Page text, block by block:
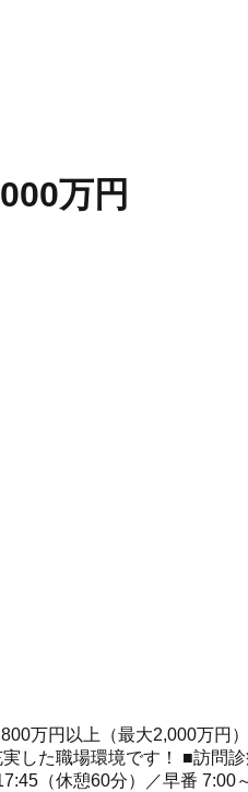
万円
以上（最大2,000万円）
した職場環境です！ ■訪問
（休憩60分）／早番